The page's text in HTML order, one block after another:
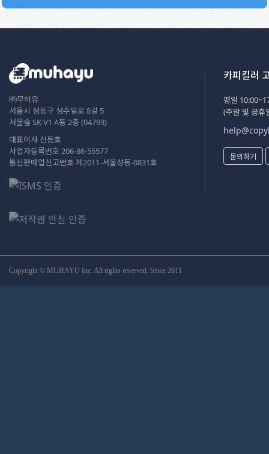
㈜무하유
서울시 성동구 성수일로 8길 5
서울숲 SK V1 A동 2층 (04793)
대표이사 신동호
사업자등록번호 206-86-55577
통신판매업신고번호 제2011-서울성동-0831호
카피킬러
평일
(주말 및 공휴
문의하기
Copyright © MUHAYU Inc. All rights reserved. Since 2011